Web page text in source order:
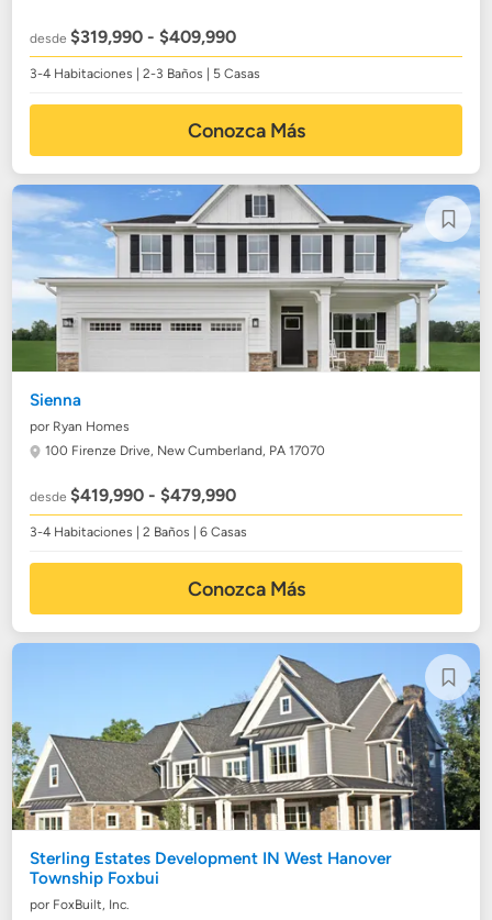
desde$319,990 - $409,990
3-4 Habitaciones | 2-3 Baños | 5 Casas
Conozca Más
Sienna
por Ryan Homes
100 Firenze Drive, New Cumberland, PA 17070
desde$419,990 - $479,990
3-4 Habitaciones | 2 Baños | 6 Casas
Conozca Más
Sterling Estates Development IN West Hanover
Township Foxbui
por FoxBuilt, Inc.